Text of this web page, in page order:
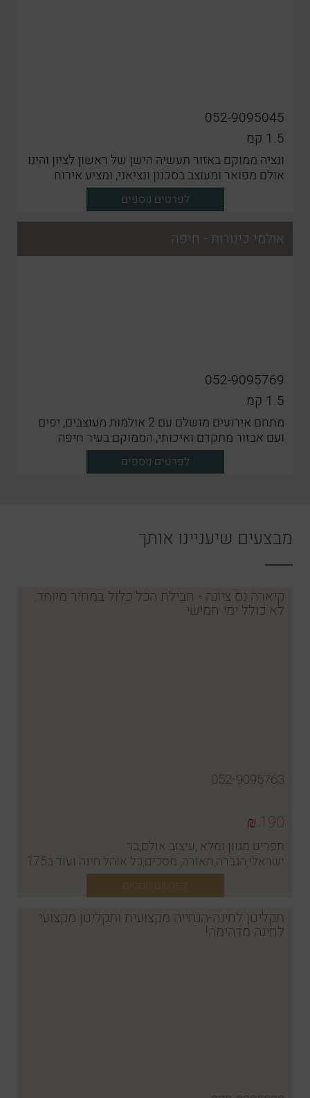
052-9095045
1.5 קמ
ונציה ממוקם באזור תעשיה הישן של ראשון לציון והינו
אולם מפואר ומעוצב בסכנון ונציאני, ומציע אירוח
מושלם לאירועים פרטיים קטנים
לפרטים נוספים
אולמי כינורות - חיפה
052-9095769
1.5 קמ
מתחם אירועים מושלם עם 2 אולמות מעוצבים, יפים
ועם אבזור מתקדם ואיכותי, הממוקם בעיר חיפה.
לפרטים נוספים
מבצעים שיעניינו אותך
קיארה נס ציונה - חבילת הכל כלול במחיר מיוחד.
לא כולל ימי חמישי
052-9095763
190 ₪
תפריט מגוון ומלא ,עיצוב אולם,בר
ישראלי,הגברה,תאורה, מסכים,כל אוהל חינה ועוד ב175
לפרטים נוספים
תקליטן לחינה-הנחייה מקצועית ותקליטן מקצועי
לחינה מדהימה!